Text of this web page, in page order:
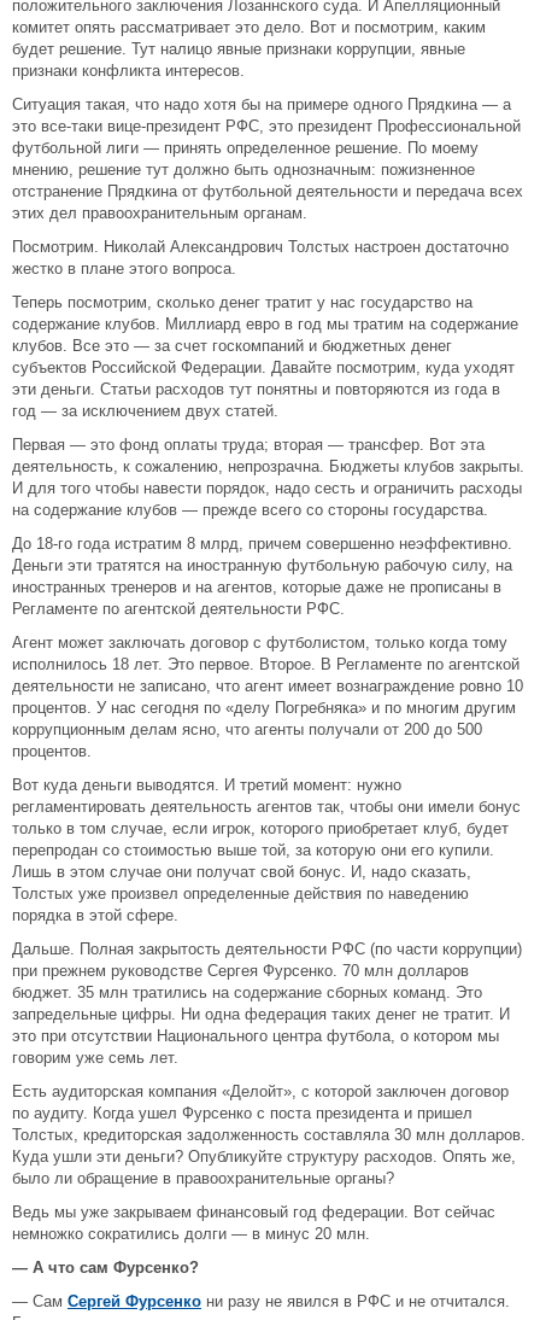
положительного заключения Лозаннского суда. И Апелляционный
комитет опять рассматривает это дело. Вот и посмотрим, каким
будет решение. Тут налицо явные признаки коррупции, явные
признаки конфликта интересов.
Ситуация такая, что надо хотя бы на примере одного Прядкина — а
это все-таки вице-президент РФС, это президент Профессиональной
футбольной лиги — принять определенное решение. По моему
мнению, решение тут должно быть однозначным: пожизненное
отстранение Прядкина от футбольной деятельности и передача всех
этих дел правоохранительным органам.
Посмотрим. Николай Александрович Толстых настроен достаточно
жестко в плане этого вопроса.
Теперь посмотрим, сколько денег тратит у нас государство на
содержание клубов. Миллиард евро в год мы тратим на содержание
клубов. Все это — за счет госкомпаний и бюджетных денег
субъектов Российской Федерации. Давайте посмотрим, куда уходят
эти деньги. Статьи расходов тут понятны и повторяются из года в
год — за исключением двух статей.
Первая — это фонд оплаты труда; вторая — трансфер. Вот эта
деятельность, к сожалению, непрозрачна. Бюджеты клубов закрыты.
И для того чтобы навести порядок, надо сесть и ограничить расходы
на содержание клубов — прежде всего со стороны государства.
До 18-го года истратим 8 млрд, причем совершенно неэффективно.
Деньги эти тратятся на иностранную футбольную рабочую силу, на
иностранных тренеров и на агентов, которые даже не прописаны в
Регламенте по агентской деятельности РФС.
Агент может заключать договор с футболистом, только когда тому
исполнилось 18 лет. Это первое. Второе. В Регламенте по агентской
деятельности не записано, что агент имеет вознаграждение ровно 10
процентов. У нас сегодня по «делу Погребняка» и по многим другим
коррупционным делам ясно, что агенты получали от 200 до 500
процентов.
Вот куда деньги выводятся. И третий момент: нужно
регламентировать деятельность агентов так, чтобы они имели бонус
только в том случае, если игрок, которого приобретает клуб, будет
перепродан со стоимостью выше той, за которую они его купили.
Лишь в этом случае они получат свой бонус. И, надо сказать,
Толстых уже произвел определенные действия по наведению
порядка в этой сфере.
Дальше. Полная закрытость деятельности РФС (по части коррупции)
при прежнем руководстве Сергея Фурсенко. 70 млн долларов
бюджет. 35 млн тратились на содержание сборных команд. Это
запредельные цифры. Ни одна федерация таких денег не тратит. И
это при отсутствии Национального центра футбола, о котором мы
говорим уже семь лет.
Есть аудиторская компания «Делойт», с которой заключен договор
по аудиту. Когда ушел Фурсенко с поста президента и пришел
Толстых, кредиторская задолженность составляла 30 млн долларов.
Куда ушли эти деньги? Опубликуйте структуру расходов. Опять же,
было ли обращение в правоохранительные органы?
Ведь мы уже закрываем финансовый год федерации. Вот сейчас
немножко сократились долги — в минус 20 млн.
— А что сам Фурсенко?
— Сам Сергей Фурсенко ни разу не явился в РФС и не отчитался.